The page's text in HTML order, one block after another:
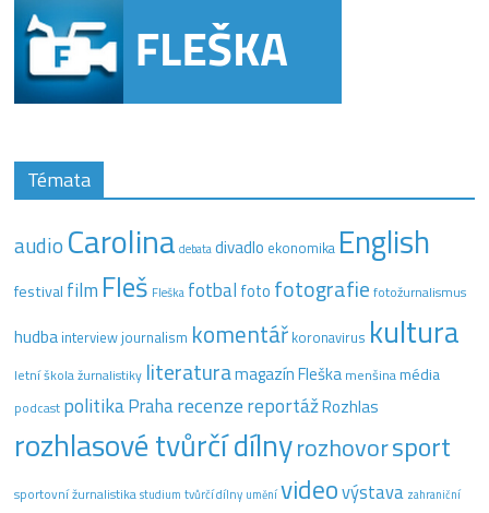
Témata
audio Carolina debata divadlo ekonomika English
festival film Fleš Fleška fotbal foto fotografie fotožurnalismus
hudba interview journalism komentář koronavirus kultura
letní škola žurnalistiky literaturamagazín Fleška menšinamédia
podcast politikaPraharecenzereportážRozhlas
rozhlasové tvůrčí dílnyrozhovorsport
sportovní žurnalistika studium tvůrčí dílny uměnívideovýstava zahraniční